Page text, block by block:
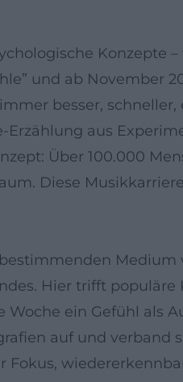
Konzepte
und ab November
besser,
aus
Über 100.000
Diese
Medium
Hier trifft populäre
Woche ein Gefühl als
auf und verband